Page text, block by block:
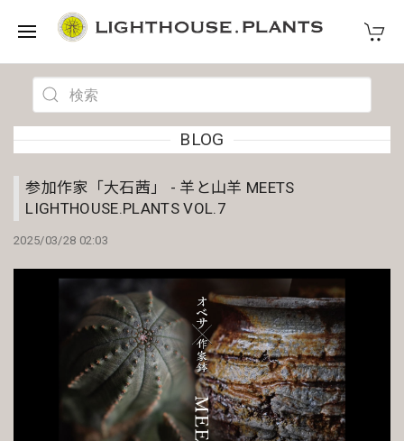
BLOG
参加作家「大石茜」 - 羊と山羊 MEETS
LIGHTHOUSE.PLANTS VOL.7
2025/03/28 02:03